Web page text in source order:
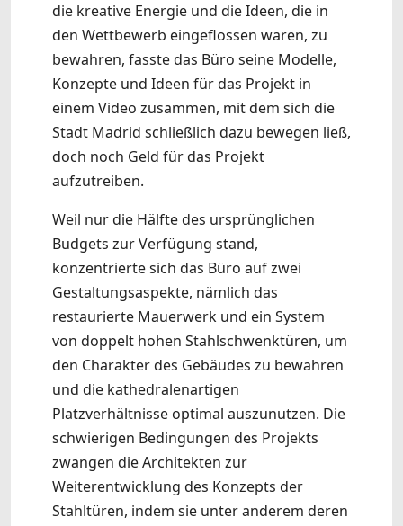
die kreative Energie und die Ideen, die in
den Wettbewerb eingeflossen waren, zu
bewahren, fasste das Büro seine Modelle,
Konzepte und Ideen für das Projekt in
einem Video zusammen, mit dem sich die
Stadt Madrid schließlich dazu bewegen ließ,
doch noch Geld für das Projekt
aufzutreiben.
Weil nur die Hälfte des ursprünglichen
Budgets zur Verfügung stand,
konzentrierte sich das Büro auf zwei
Gestaltungsaspekte, nämlich das
restaurierte Mauerwerk und ein System
von doppelt hohen Stahlschwenktüren, um
den Charakter des Gebäudes zu bewahren
und die kathedralenartigen
Platzverhältnisse optimal auszunutzen. Die
schwierigen Bedingungen des Projekts
zwangen die Architekten zur
Weiterentwicklung des Konzepts der
Stahltüren, indem sie unter anderem deren